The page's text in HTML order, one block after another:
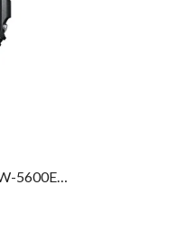
Relógio Casio G-shock DW-5600E-1VER